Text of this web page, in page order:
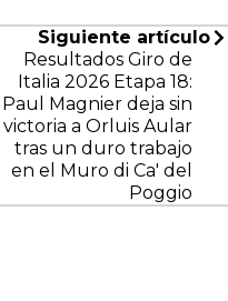
Siguiente artículo
Resultados Giro de
Italia 2026 Etapa 18:
Paul Magnier deja sin
victoria a Orluis Aular
tras un duro trabajo
en el Muro di Ca' del
Poggio